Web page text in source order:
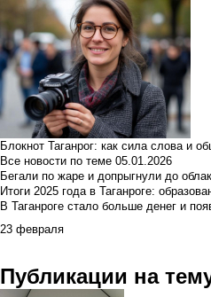
Блокнот Таганрог: как сила слова и
Все новости по теме 05.01.2026
Бегали по жаре и допрыгнули до
Итоги 2025 года в Таганроге:
В Таганроге стало больше денег и
23 февраля
Публикации на